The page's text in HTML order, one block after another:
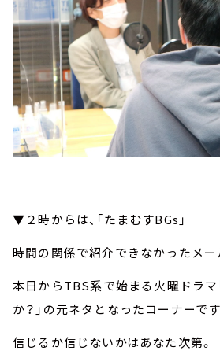
▼２時からは、「たまむすBGs」
時間の関係で紹介できなかったメー
本日からTBS系で始まる火曜ドラマ
か？」の元ネタとなったコーナーです
信じるか信じないかはあなた次第。